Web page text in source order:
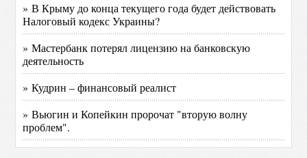
» В Крыму до конца текущего года будет действовать
Налоговый кодекс Украины?
» Мастербанк потерял лицензию на банковскую
деятельность
» Кудрин – финансовый реалист
» Вьюгин и Копейкин пророчат "вторую волну
проблем".